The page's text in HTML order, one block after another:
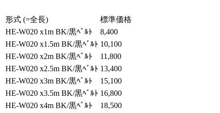
形式 (=全長)
標準価格
HE-W020 x1m BK/黒ﾍﾞﾙﾄ
8,400
HE-W020 x1.5m BK/黒ﾍﾞﾙﾄ 10,100
HE-W020 x2m BK/黒ﾍﾞﾙﾄ
11,800
HE-W020 x2.5m BK/黒ﾍﾞﾙﾄ 13,400
HE-W020 x3m BK/黒ﾍﾞﾙﾄ
15,100
HE-W020 x3.5m BK/黒ﾍﾞﾙﾄ 16,800
HE-W020 x4m BK/黒ﾍﾞﾙﾄ
18,500